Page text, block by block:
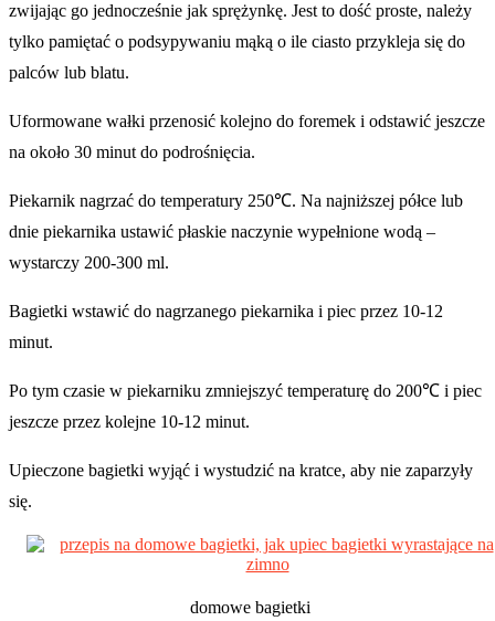
zwijając go jednocześnie jak sprężynkę. Jest to dość proste, należy
tylko pamiętać o podsypywaniu mąką o ile ciasto przykleja się do
palców lub blatu.
Uformowane wałki przenosić kolejno do foremek i odstawić jeszcze
na około 30 minut do podrośnięcia.
Piekarnik nagrzać do temperatury 250℃. Na najniższej półce lub
dnie piekarnika ustawić płaskie naczynie wypełnione wodą –
wystarczy 200-300 ml.
Bagietki wstawić do nagrzanego piekarnika i piec przez 10-12
minut.
Po tym czasie w piekarniku zmniejszyć temperaturę do 200℃ i piec
jeszcze przez kolejne 10-12 minut.
Upieczone bagietki wyjąć i wystudzić na kratce, aby nie zaparzyły
się.
domowe bagietki